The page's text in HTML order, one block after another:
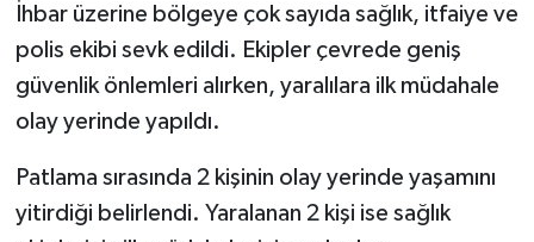
İhbar üzerine bölgeye çok sayıda sağlık, itfaiye ve
polis ekibi sevk edildi. Ekipler çevrede geniş
güvenlik önlemleri alırken, yaralılara ilk müdahale
olay yerinde yapıldı.
Patlama sırasında 2 kişinin olay yerinde yaşamını
yitirdiği belirlendi. Yaralanan 2 kişi ise sağlık